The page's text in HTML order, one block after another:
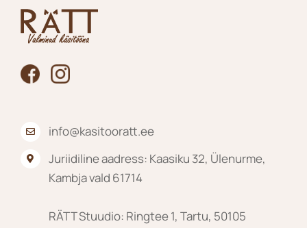
teha
tootelehel.
info@kasitooratt.ee
Juriidiline aadress: Kaasiku 32, Ülenurme,
Kambja vald 61714
RÄTT Stuudio: Ringtee 1, Tartu, 50105